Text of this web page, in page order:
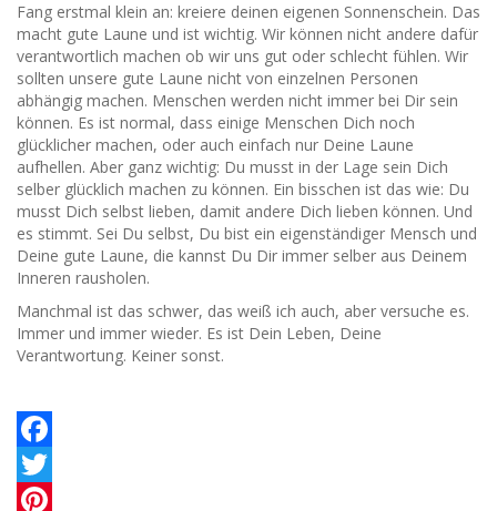
Fang erstmal klein an: kreiere deinen eigenen Sonnenschein. Das
macht gute Laune und ist wichtig. Wir können nicht andere dafür
verantwortlich machen ob wir uns gut oder schlecht fühlen. Wir
sollten unsere gute Laune nicht von einzelnen Personen
abhängig machen. Menschen werden nicht immer bei Dir sein
können. Es ist normal, dass einige Menschen Dich noch
glücklicher machen, oder auch einfach nur Deine Laune
aufhellen. Aber ganz wichtig: Du musst in der Lage sein Dich
selber glücklich machen zu können. Ein bisschen ist das wie: Du
musst Dich selbst lieben, damit andere Dich lieben können. Und
es stimmt. Sei Du selbst, Du bist ein eigenständiger Mensch und
Deine gute Laune, die kannst Du Dir immer selber aus Deinem
Inneren rausholen.
Manchmal ist das schwer, das weiß ich auch, aber versuche es.
Immer und immer wieder. Es ist Dein Leben, Deine
Verantwortung. Keiner sonst.
Facebook
Twitter